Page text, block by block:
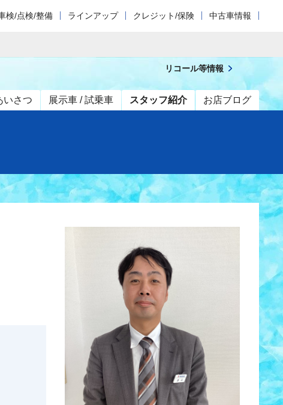
検/点検/整備 ラインアップ クレジット/保険 中古車情報
いさつ 展示車 / 試乗車 スタッフ紹介 お店ブログ
リコール等情報